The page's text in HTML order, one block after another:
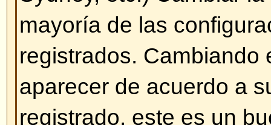
Cuando pulso en el enlace
un usuario me pide nombre
contraseña.
Disculpe, pero sólo los usuarios
enviar correos a través del foro